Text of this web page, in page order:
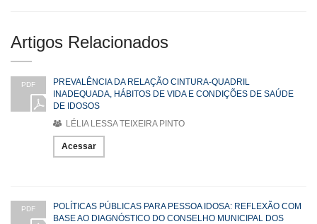
Artigos Relacionados
PDF
PREVALÊNCIA DA RELAÇÃO CINTURA-QUADRIL
INADEQUADA, HÁBITOS DE VIDA E CONDIÇÕES DE SAÚDE
DE IDOSOS
LÉLIA LESSA TEIXEIRA PINTO
Acessar
PDF
POLÍTICAS PÚBLICAS PARA PESSOA IDOSA: REFLEXÃO COM
BASE AO DIAGNÓSTICO DO CONSELHO MUNICIPAL DOS